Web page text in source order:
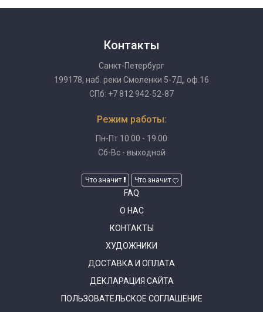
Контакты
Санкт-Петербург
199178, наб. реки Смоленки 5-7Д, оф.16
СПб: +7 812 942-52-87
Режим работы:
Пн-Пт 10:00 - 19:00
Сб-Вс - выходной
Что значит Что значит
FAQ
О НАС
КОНТАКТЫ
ХУДОЖНИКИ
ДОСТАВКА И ОПЛАТА
ДЕКЛАРАЦИЯ САЙТА
ПОЛЬЗОВАТЕЛЬСКОЕ СОГЛАШЕНИЕ